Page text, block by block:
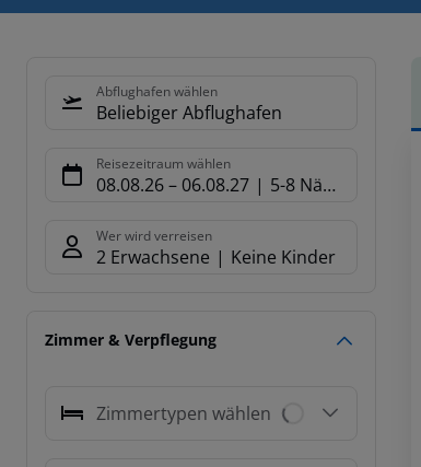
Abflughafen wählen
Beliebiger Abflughafen
Reisezeitraum wählen
08.08.26– 06.08.27 5-8 Nächte
Wer wird verreisen
2 Erwachsene Keine Kinder
Zimmer & Verpflegung
Zimmertypen wählen